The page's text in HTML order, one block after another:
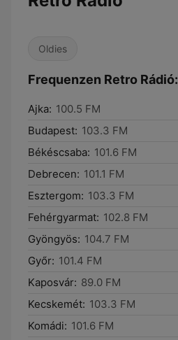
Oldies
Frequenzen Retro Rádió:
Ajka: 100.5 FM
Budapest: 103.3 FM
Békéscsaba: 101.6 FM
Debrecen: 101.1 FM
Esztergom: 103.3 FM
Fehérgyarmat: 102.8 FM
Gyöngyös: 104.7 FM
Győr: 101.4 FM
Kaposvár: 89.0 FM
Kecskemét: 103.3 FM
Komádi: 101.6 FM